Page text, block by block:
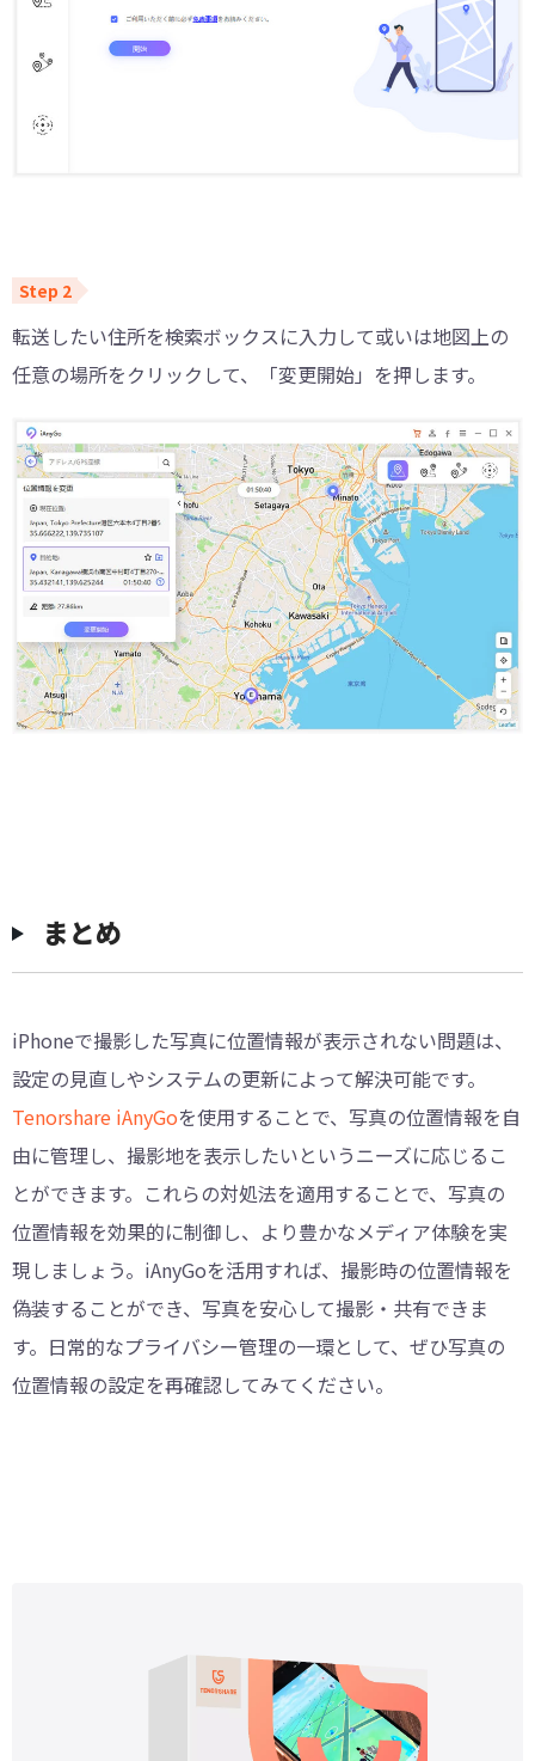
転送したい住所を検索ボックスに入力して或いは地図上の
任意の場所をクリックして、「変更開始」を押します。
まとめ
iPhoneで撮影した写真に位置情報が表示されない問題は、
設定の見直しやシステムの更新によって解決可能です。
Tenorshare iAnyGoを使用することで、写真の位置情報を自
由に管理し、撮影地を表示したいというニーズに応じるこ
とができます。これらの対処法を適用することで、写真の
位置情報を効果的に制御し、より豊かなメディア体験を実
現しましょう。iAnyGoを活用すれば、撮影時の位置情報を
偽装することができ、写真を安心して撮影・共有できま
す。日常的なプライバシー管理の一環として、ぜひ写真の
位置情報の設定を再確認してみてください。